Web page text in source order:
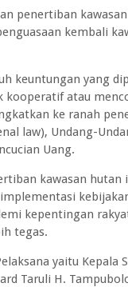
penertiban
kembali
keuntungan yang
kooperatif atau
ke ranah
law), Undang-
Uang.
kawasan
kepentingan
tegas.
yaitu Kepala
Taruli H.